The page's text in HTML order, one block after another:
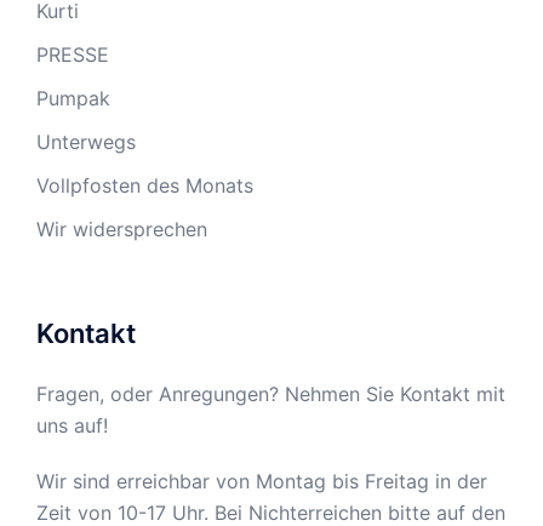
Kurti
PRESSE
Pumpak
Unterwegs
Vollpfosten des Monats
Wir widersprechen
Kontakt
Fragen, oder Anregungen? Nehmen Sie Kontakt mit
uns auf!
Wir sind erreichbar von Montag bis Freitag in der
Zeit von 10-17 Uhr. Bei Nichterreichen bitte auf den